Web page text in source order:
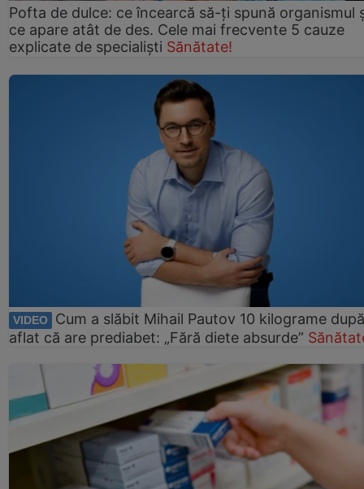
Pofta de dulce: ce încearcă să-ți spună organismul
ce apare atât de des. Cele mai frecvente 5 cauze
explicate de specialiști Sănătate!
VIDEO
Cum a slăbit Mihail Pautov 10 kilograme
aflat că are prediabet: „Fără diete absurde”